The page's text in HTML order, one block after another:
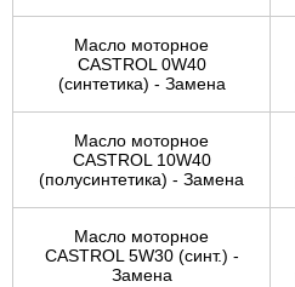
Масло моторное
CASTROL 0W40
(синтетика) - Замена
Масло моторное
CASTROL 10W40
(полусинтетика) - Замена
Масло моторное
CASTROL 5W30 (синт.) -
Замена